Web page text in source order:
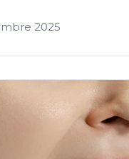
2025